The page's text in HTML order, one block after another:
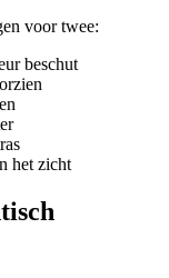
voor twee:
beschut
het zicht